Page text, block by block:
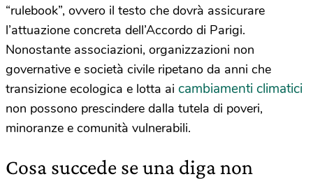
“rulebook”, ovvero il testo che dovrà assicurare
l’attuazione concreta dell’Accordo di Parigi.
Nonostante associazioni, organizzazioni non
governative e società civile ripetano da anni che
transizione ecologica e lotta ai cambiamenti climatici
non possono prescindere dalla tutela di poveri,
minoranze e comunità vulnerabili.
Cosa succede se una diga non